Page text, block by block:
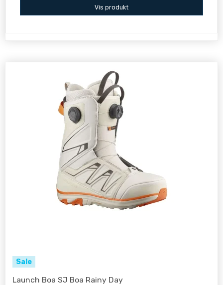
Vis produkt
Sale
Launch Boa SJ Boa Rainy Day